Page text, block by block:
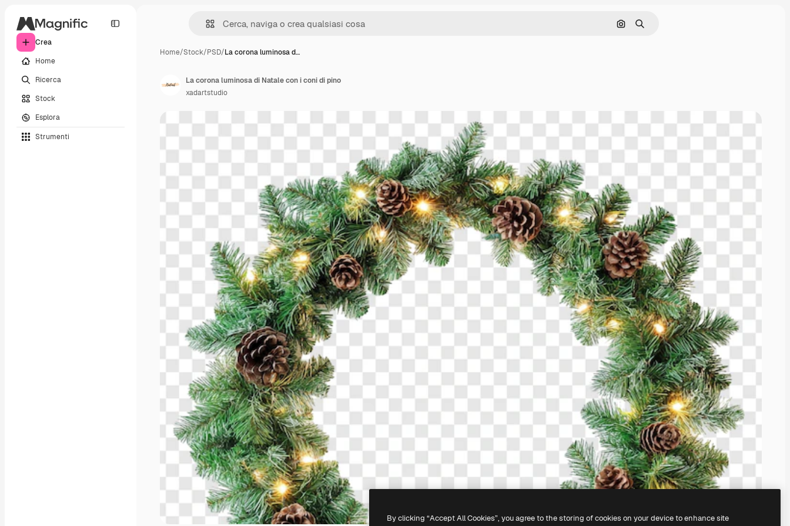
Crea
Home
Ricerca
Stock
Esplora
Strumenti
Cerca per immagine
Ricerca
Home/Stock/PSD/La corona luminosa d…
La corona luminosa di Natale con i coni di pino
xadartstudio
By clicking “Accept All Cookies”, you agree to the storing of cookies on your device to enhance site